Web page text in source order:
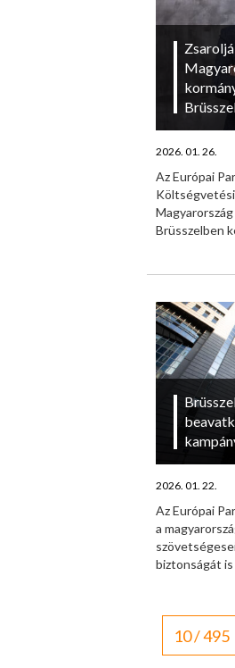
2026. 01. 26.
Az Európai
Brüsszelben
2026. 01. 22.
Az Európai
a
biztonságát
10 / 495